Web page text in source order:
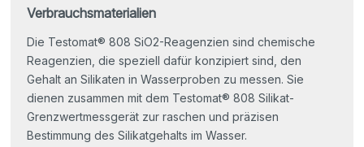
Verbrauchsmaterialien
Die Testomat® 808 SiO2-Reagenzien sind chemische
Reagenzien, die speziell dafür konzipiert sind, den
Gehalt an Silikaten in Wasserproben zu messen. Sie
dienen zusammen mit dem Testomat® 808 Silikat-
Grenzwertmessgerät zur raschen und präzisen
Bestimmung des Silikatgehalts im Wasser.